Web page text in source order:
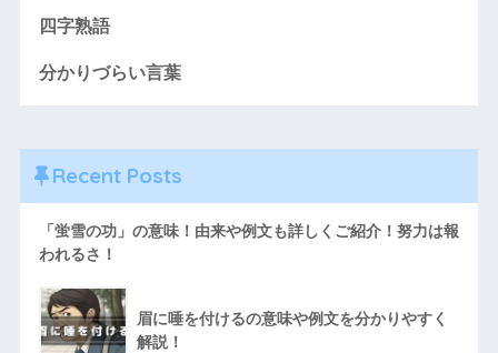
四字熟語
分かりづらい言葉
Recent Posts
「蛍雪の功」の意味！由来や例文も詳しくご紹介！努力は報
われるさ！
眉に唾を付けるの意味や例文を分かりやすく
解説！